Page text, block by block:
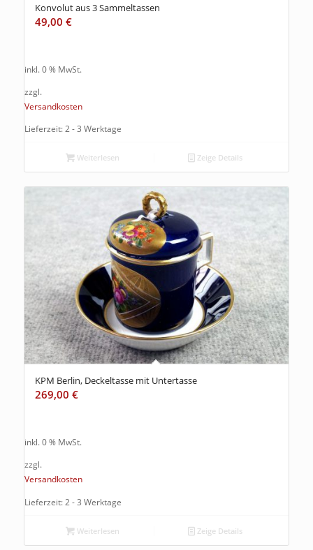
Konvolut aus 3 Sammeltassen
49,00 €
inkl. 0 % MwSt.
zzgl.
Versandkosten
Lieferzeit: 2 - 3 Werktage
Weiterlesen Zeige Details
KPM Berlin, Deckeltasse mit Untertasse
269,00 €
inkl. 0 % MwSt.
zzgl.
Versandkosten
Lieferzeit: 2 - 3 Werktage
Weiterlesen Zeige Details